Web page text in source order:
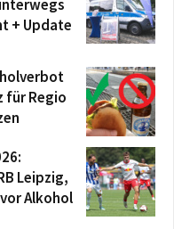
+ Update
für Regio
Leipzig,
Alkohol